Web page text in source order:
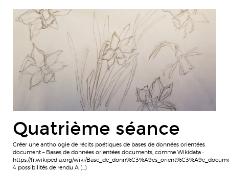
Quatrième séance
Créer une anthologie de récits poétiques de bases de données orientées
document – Bases de données orientées documents, comme Wikidata :
https://fr.wikipedia.org/wiki/
4 possibilités de rendu A (…)